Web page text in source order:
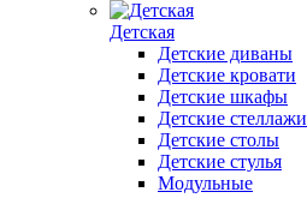
Детская
Детские диваны
Детские кровати
Детские шкафы
Детские стеллажи
Детские столы
Детские стулья
Модульные